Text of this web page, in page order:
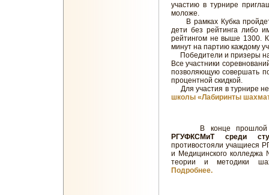
участию в турнире
моложе.
В рамках Кубка пройдет
дети без рейтинга либо
рейтингом не выше 1300.
минут на партию каждому
Победители и призеры
Все участники
позволяющую совершать
процентной скидкой.
Для участия в турнире
школы «Лабиринты
В конце прошлой
РГУФКСМиТ среди
противостояли учащиеся
и Медицинского
теории и методики
Подробнее.